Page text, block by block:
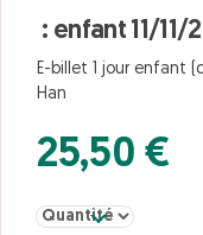
: enfant 11/11/
E-billet 1 jour enfant
Han
25,50 €
Sélectionner la